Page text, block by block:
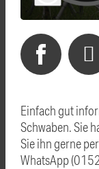
Einfach gut
Schwaben. Sie
Sie ihn gerne
WhatsApp